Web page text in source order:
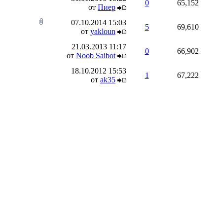
от Пиер
0 65,152
07.10.2014 15:03
от yakloun
5 69,610
21.03.2013 11:17
от Noob Saibot
0 66,902
18.10.2012 15:53
от ak35
1 67,222